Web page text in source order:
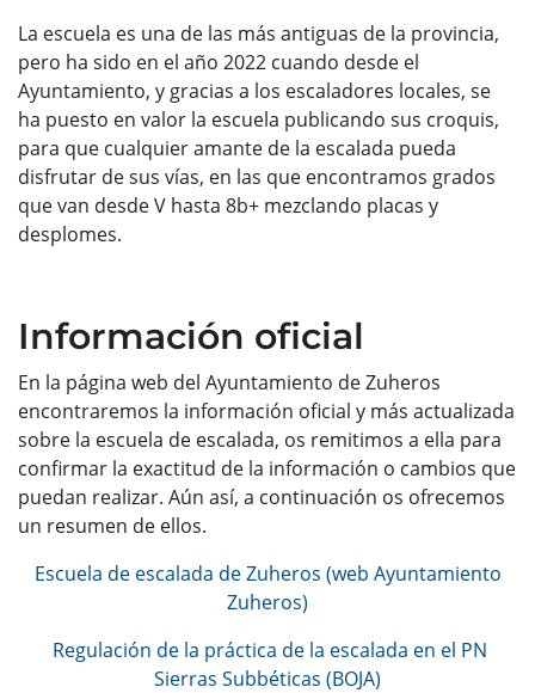
La escuela es una de las más antiguas de la provincia,
pero ha sido en el año 2022 cuando desde el
Ayuntamiento, y gracias a los escaladores locales, se
ha puesto en valor la escuela publicando sus croquis,
para que cualquier amante de la escalada pueda
disfrutar de sus vías, en las que encontramos grados
que van desde V hasta 8b+ mezclando placas y
desplomes.
Información oficial
En la página web del Ayuntamiento de Zuheros
encontraremos la información oficial y más actualizada
sobre la escuela de escalada, os remitimos a ella para
confirmar la exactitud de la información o cambios que
puedan realizar. Aún así, a continuación os ofrecemos
un resumen de ellos.
Escuela de escalada de Zuheros (web Ayuntamiento
Zuheros)
Regulación de la práctica de la escalada en el PN
Sierras Subbéticas (BOJA)